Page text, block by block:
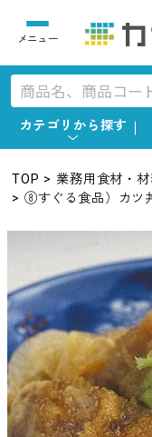
カテゴリから探す
TOP 業務用食材・材
⑧すぐる食品）カツ